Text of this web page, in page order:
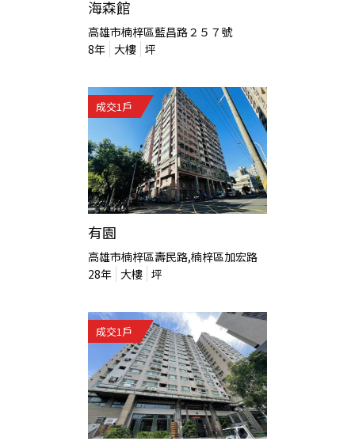
海森館
高雄市楠梓區藍昌路２５７號
8年 大樓 坪
成交1戶
有園
高雄市楠梓區壽民路,楠梓區加宏路
28年 大樓 坪
成交1戶